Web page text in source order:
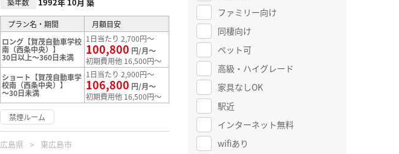
築年数
プラン名・期間
月額目安
ロング【賀茂自動車学校
南（西条中央）】
30日以上～360日未満
1日当たり 2,700円～
100,800 円/月～
初期費用他 16,500円～
ショート【賀茂自動車学
校南（西条中央）】
～30日未満
1日当たり 2,900円～
106,800 円/月～
初期費用他 16,500円～
禁煙ルーム
広島県 東広島市
ファミリー向け
同棲向け
ペット可
高級・ハイグレード
家具なしOK
駅近
インターネット無料
wifiあり